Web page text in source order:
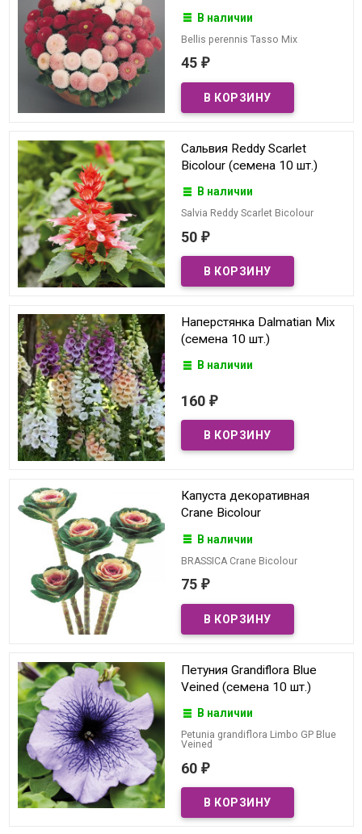
В наличии
Bellis perennis Tasso Mix
45 ₽
Сальвия Reddy Scarlet
Bicolour (семена 10 шт.)
В наличии
Salvia Reddy Scarlet Bicolour
50 ₽
Наперстянка Dalmatian Mix
(семена 10 шт.)
В наличии
160 ₽
Капуста декоративная
Crane Bicolour
В наличии
BRASSICA Crane Bicolour
75 ₽
Петуния Grandiflora Blue
Veined (семена 10 шт.)
В наличии
Petunia grandiflora Limbo GP Blue
Veined
60 ₽